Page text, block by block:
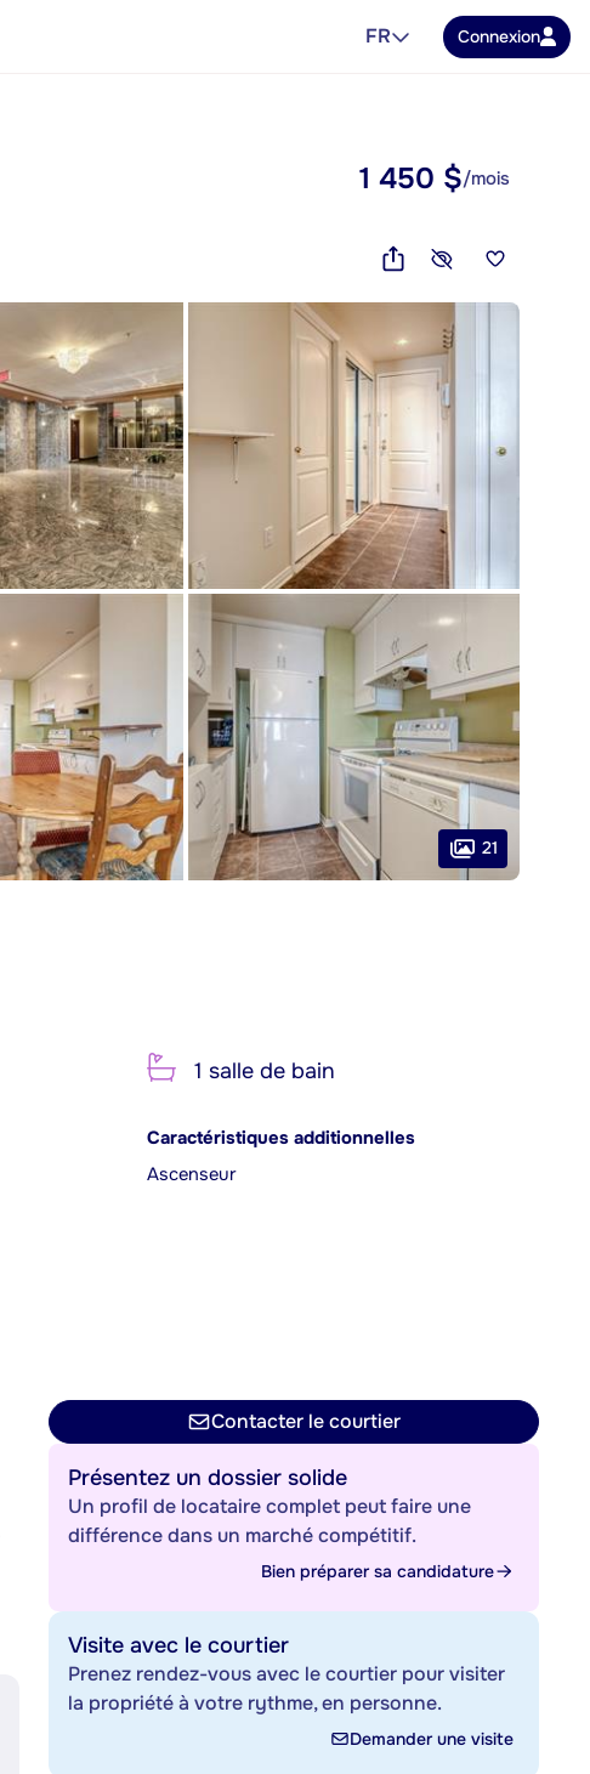
FR Connexion
1 450 $/mois
21
1 salle de bain
Caractéristiques additionnelles
Ascenseur
Contacter le courtier
Présentez un dossier solide
Un profil de locataire complet peut faire une
différence dans un marché compétitif.
Bien préparer sa candidature
Visite avec le courtier
Prenez rendez-vous avec le courtier pour visiter
la propriété à votre rythme, en personne.
Demander une visite